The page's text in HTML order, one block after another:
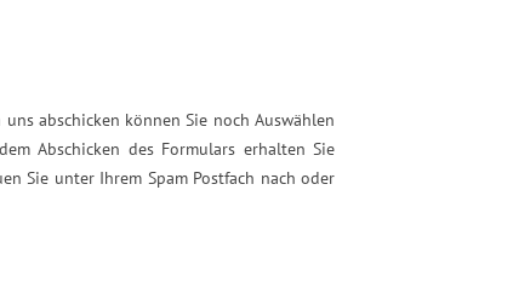
abschicken können Sie noch Auswählen
Abschicken des Formulars erhalten Sie
Sie unter Ihrem Spam Postfach nach oder